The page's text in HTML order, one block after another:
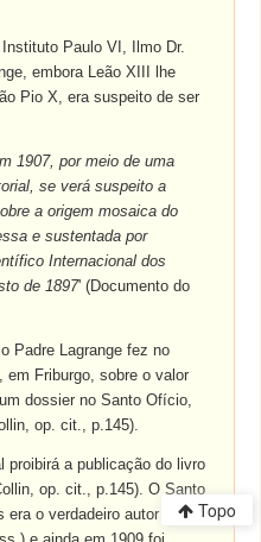
Paulo VI, Ilmo Dr.
embora Leão XIII lhe
Pio X, era suspeito de ser
1907, por meio de uma
se verá suspeito a
a origem mosaica do
e sustentada por
Internacional dos
de 1897' (Documento do
Padre Lagrange fez no
em Friburgo, sobre o valor
dossier no Santo Ofício,
op. cit., p.145).
proibirá a publicação do livro
op. cit., p.145). O Santo
o verdadeiro autor do
Topo